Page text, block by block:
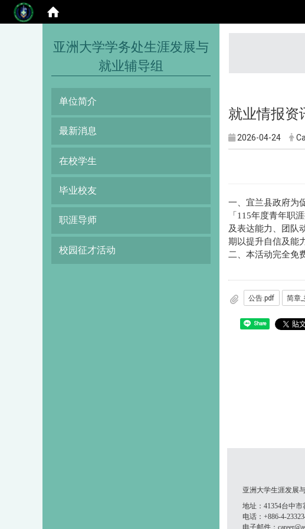
亚洲大学学务处生涯发展与
就业辅导组
单位简介
最新消息
在校学生
毕业校友
职涯导师
校园征才活动
就业情报资
2026-04-24
一、宜兰县政府为
「115年度青年职
及表达能力、团队
期以提升自信及能
二、本活动完全免
公告.pdf
Share
亚洲大学生涯发展
地址：41354台中市
电话：+886-4-
电子邮件：